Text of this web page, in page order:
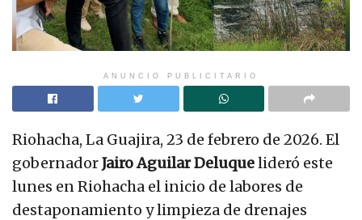
ANUNCIO PUBLICITARIO
Riohacha, La Guajira, 23 de febrero de 2026. El
gobernadorJairo Aguilar Deluquelideró este
lunes en Riohacha el inicio de labores de
destaponamiento y limpieza de drenajes